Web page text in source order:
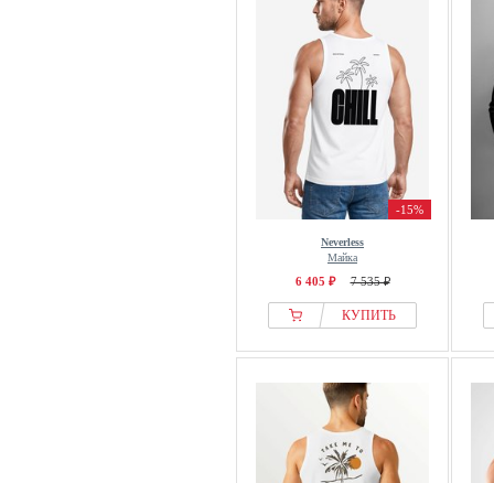
-15%
Neverless
Майка
6 405 ₽ 7 535 ₽
КУПИТЬ